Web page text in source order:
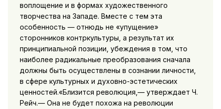
воплощение и в формах художественного
творчества на Западе. Вместе с тем эта
особенность — отнюдь не «упуще­ние»
сторонников контркультуры, а результат их
принципиаль­ной позиции, убеждения в том, что
наиболее радикальные пре­образования сначала
должны быть осуществлены в сознании личности,
в сфере культурных и духовно-эстетических
ценно­стей.«Близится революция,— утверждает Ч.
Рейч.— Она не будет похожа на революции